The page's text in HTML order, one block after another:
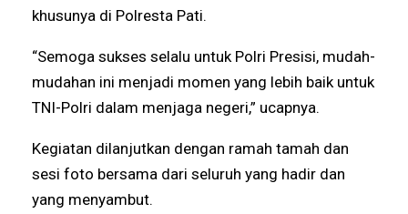
khusunya di Polresta Pati.
“Semoga sukses selalu untuk Polri Presisi, mudah-
mudahan ini menjadi momen yang lebih baik untuk
TNI-Polri dalam menjaga negeri,” ucapnya.
Kegiatan dilanjutkan dengan ramah tamah dan
sesi foto bersama dari seluruh yang hadir dan
yang menyambut.